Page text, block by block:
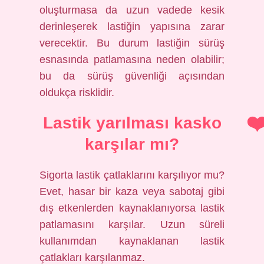
oluşturmasa da uzun vadede kesik
derinleşerek lastiğin yapısına zarar
verecektir. Bu durum lastiğin sürüş
esnasında patlamasına neden olabilir;
bu da sürüş güvenliği açısından
oldukça risklidir.
Lastik yarılması kasko
karşılar mı?
Sigorta lastik çatlaklarını karşılıyor mu?
Evet, hasar bir kaza veya sabotaj gibi
dış etkenlerden kaynaklanıyorsa lastik
patlamasını karşılar. Uzun süreli
kullanımdan kaynaklanan lastik
çatlakları karşılanmaz.